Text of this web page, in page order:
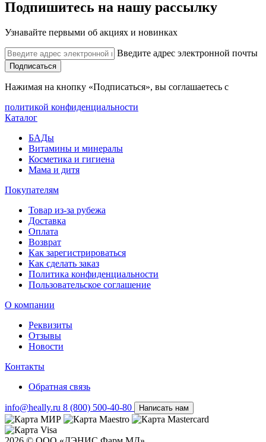
Подпишитесь на нашу рассылку
Узнавайте первыми об акциях и новинках
Введите адрес электронной почты
Подписаться
Нажимая на кнопку «Подписаться», вы соглашаетесь с
политикой конфиденциальности
Каталог
БАДы
Витамины и минералы
Косметика и гигиена
Мама и дитя
Покупателям
Товар из-за рубежа
Доставка
Оплата
Возврат
Как зарегистрироваться
Как сделать заказ
Политика конфиденциальности
Пользовательское соглашение
О компании
Реквизиты
Отзывы
Новости
Контакты
Обратная связь
info@heally.ru 8 (800) 500-40-80 Написать нам